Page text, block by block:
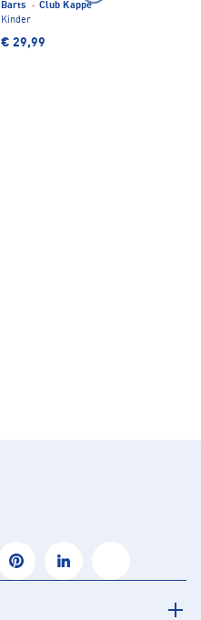
Barts · Club Kappe
Kinder
€ 29,99